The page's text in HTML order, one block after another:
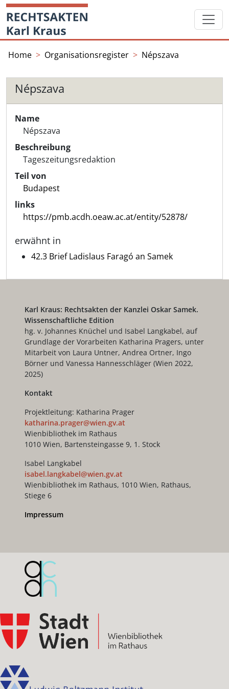
Skip
content
Startseite
Home Organisationsregister Népszava
Népszava
Name
Népszava
Beschreibung
Tageszeitungsredaktion
Teil von
Budapest
links
https://pmb.acdh.oeaw.ac.at/entity/52878/
erwähnt in
42.3 Brief Ladislaus Faragó an Samek
Karl Kraus: Rechtsakten der Kanzlei Oskar Samek.
Wissenschaftliche Edition
hg. v. Johannes Knüchel und Isabel Langkabel, auf
Grundlage der Vorarbeiten Katharina Pragers, unter
Mitarbeit von Laura Untner, Andrea Ortner, Ingo
Börner und Vanessa Hannesschläger (Wien 2022,
2025)
Kontakt
Projektleitung: Katharina Prager
katharina.prager@wien.gv.at
Wienbibliothek im Rathaus
1010 Wien, Bartensteingasse 9, 1. Stock
Isabel Langkabel
isabel.langkabel@wien.gv.at
Wienbibliothek im Rathaus, 1010 Wien, Rathaus,
Stiege 6
Impressum